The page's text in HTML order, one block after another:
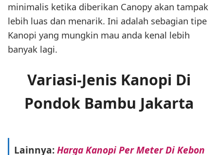
minimalis ketika diberikan Canopy akan tampak
lebih luas dan menarik. Ini adalah sebagian tipe
Kanopi yang mungkin mau anda kenal lebih
banyak lagi.
Variasi-Jenis Kanopi Di
Pondok Bambu Jakarta
Lainnya:Harga Kanopi Per Meter Di Kebon